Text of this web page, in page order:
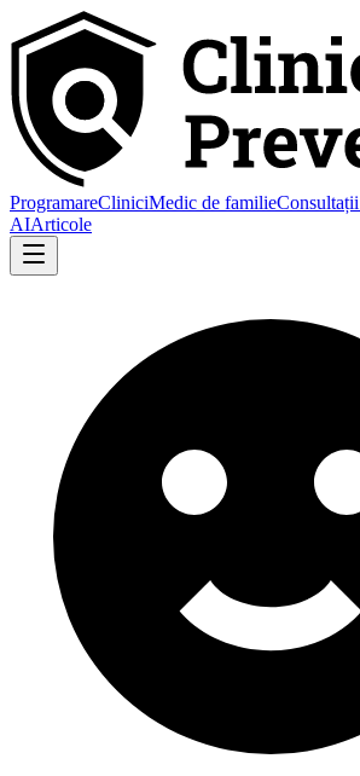
ProgramareCliniciMedic de familie
AIArticole